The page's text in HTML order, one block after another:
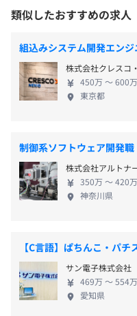
受動喫煙対策：屋内全面
＜勤務地詳細2＞
顧客先(新横浜)
住所：神奈川県横浜市
勤務地最寄駅：新横浜駅
就業場所の変更範囲
＜雇入時＞
顧客先、および自宅
受動喫煙防止措置に関す
屋内禁煙
・フレックスタイム制
コアタイム：11:00～16:00
フレキシブルタイム：
・平均的な勤務時間帯
9:00～18:00
※顧客先に常駐する場合
※時短勤務の相談可
休憩時間：60分（11:30
平均残業時間：平均10時
・完全週休2日制（休日
・年間有給休暇4日～10
日数となります）
・夏季休暇、年末年始休
類似したおすすめの求人
組込みシステム開発エンジ
株式会社クレスコ
450万 〜 600
東京都
制御系ソフトウェア開発職
株式会社アルトナ
350万 〜 420
神奈川県
【C言語】ぱちんこ・パチ
サン電子株式会社
469万 〜 554
愛知県